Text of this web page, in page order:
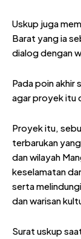
Uskup juga
Barat yang ia
dialog dengan
Pada poin akhir
agar proyek itu
Proyek itu,
terbarukan
dan wilayah
keselamatan
serta
dan warisan
Surat uskup